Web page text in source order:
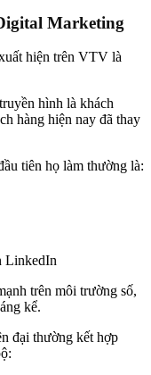
Marketing
hiện trên VTV là
hình là khách
hàng hiện nay đã thay
tiên họ làm thường là:
LinkedIn
trên môi trường số,
kể.
đại thường kết hợp